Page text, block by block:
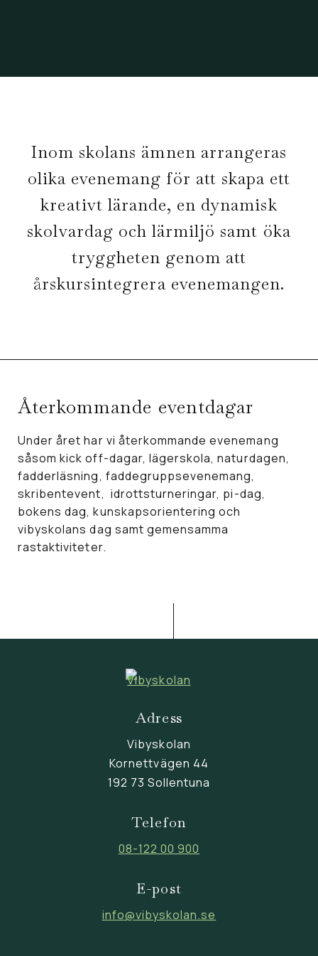
Inom skolans ämnen arrangeras
olika evenemang för att skapa ett
kreativt lärande, en dynamisk
skolvardag och lärmiljö samt öka
tryggheten genom att
årskursintegrera evenemangen.
Återkommande eventdagar
Under året har vi återkommande evenemang
såsom kick off-dagar, lägerskola, naturdagen,
fadderläsning, faddegruppsevenemang,
skribentevent, idrottsturneringar, pi-dag,
bokens dag, kunskapsorientering och
vibyskolans dag samt gemensamma
rastaktiviteter.
Adress
Vibyskolan
Kornettvägen 44
192 73 Sollentuna
Telefon
08-122 00 900
E-post
info@vibyskolan.se